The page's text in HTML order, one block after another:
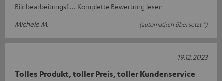
Bildbearbeitungsf
Komplette Bewertung lesen
Michele M.
(automatisch übersetzt *)
Tolles Produkt, toller Preis, toller Kundenservice
19.12.2023